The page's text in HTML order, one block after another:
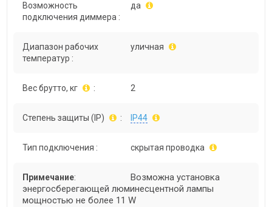
Возможность
подключения диммера :
да
Диапазон рабочих
температур :
уличная
Вес брутто, кг : 2
Степень защиты (IP) : IP44
Тип подключения : скрытая проводка
Примечание:
Возможна установка
энергосберегающей люминесцентной лампы
мощностью не более 11 W